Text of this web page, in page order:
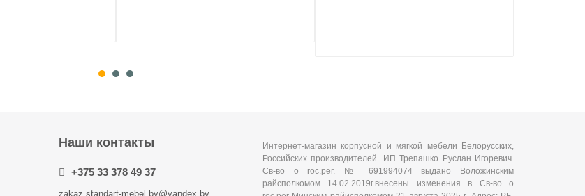
Наши контакты
+375 33 378 49 37
zakaz.standart-mebel.by@yandex.by
Интернет-магазин корпусной и мягкой мебели Белорусских,
Российских производителей. ИП Трепашко Руслан Игоревич.
Св-во о гос.рег. № 691994074 выдано Воложинским
райсполкомом 14.02.2019г.внесены изменения в Св-во о